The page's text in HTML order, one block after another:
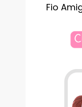
Fio